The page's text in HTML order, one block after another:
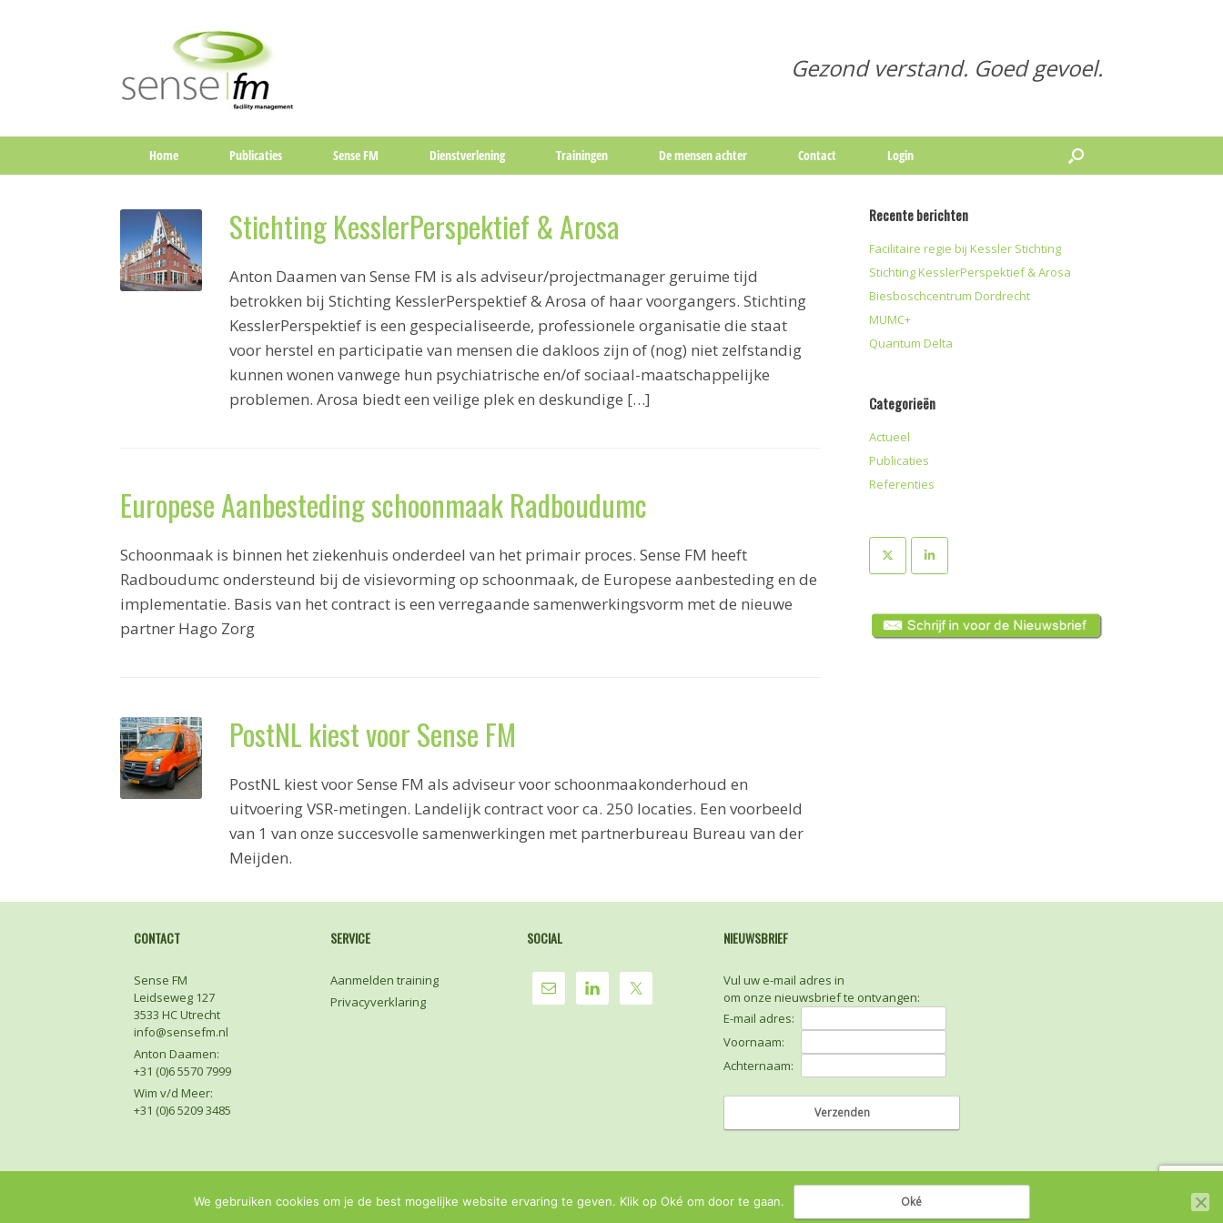
Gezond verstand. Goed gevoel.
Home Publicaties Sense FM Dienstverlening Trainingen De mensen achter Contact Login
Stichting KesslerPerspektief & Arosa
Anton Daamen van Sense FM is als adviseur/projectmanager geruime tijd
betrokken bij Stichting KesslerPerspektief & Arosa of haar voorgangers. Stichting
KesslerPerspektief is een gespecialiseerde, professionele organisatie die staat
voor herstel en participatie van mensen die dakloos zijn of (nog) niet zelfstandig
kunnen wonen vanwege hun psychiatrische en/of sociaal-maatschappelijke
problemen. Arosa biedt een veilige plek en deskundige […]
Europese Aanbesteding schoonmaak Radboudumc
Schoonmaak is binnen het ziekenhuis onderdeel van het primair proces. Sense FM heeft
Radboudumc ondersteund bij de visievorming op schoonmaak, de Europese aanbesteding en de
implementatie. Basis van het contract is een verregaande samenwerkingsvorm met de nieuwe
partner Hago Zorg
PostNL kiest voor Sense FM
PostNL kiest voor Sense FM als adviseur voor schoonmaakonderhoud en
uitvoering VSR-metingen. Landelijk contract voor ca. 250 locaties. Een voorbeeld
van 1 van onze succesvolle samenwerkingen met partnerbureau Bureau van der
Meijden.
Recente berichten
Facilitaire regie bij Kessler Stichting
Stichting KesslerPerspektief & Arosa
Biesboschcentrum Dordrecht
MUMC+
Quantum Delta
Categorieën
Actueel
Publicaties
Referenties
CONTACT
Sense FM
Leidseweg 127
3533 HC Utrecht
info@sensefm.nl
Anton Daamen:
+31 (0)6 5570 7999
Wim v/d Meer:
+31 (0)6 5209 3485
SERVICE
Aanmelden training
Privacyverklaring
SOCIAL NIEUWSBRIEF
Vul uw e-mail adres in
om onze nieuwsbrief te ontvangen:
E-mail adres:
Voornaam:
Achternaam:
© 2026Sense FM
We gebruiken cookies om je de best mogelijke website ervaring te geven. Klik op Oké om door te gaan. Oké